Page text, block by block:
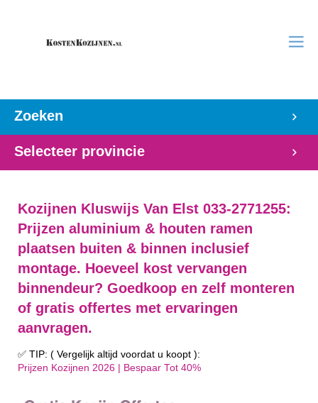
Zoeken
Selecteer provincie
Kozijnen Kluswijs Van Elst 033-2771255:
Prijzen aluminium & houten ramen
plaatsen buiten & binnen inclusief
montage. Hoeveel kost vervangen
binnendeur? Goedkoop en zelf monteren
of gratis offertes met ervaringen
aanvragen.
✅ TIP: ( Vergelijk altijd voordat u koopt ):
Prijzen Kozijnen 2026 | Bespaar Tot 40%‎